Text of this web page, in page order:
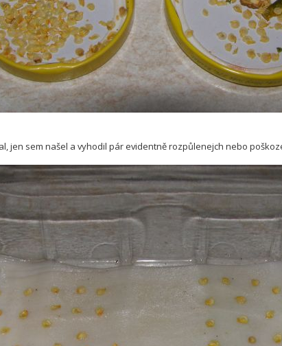
jen sem našel a vyhodil pár evidentně rozpůlenejch nebo